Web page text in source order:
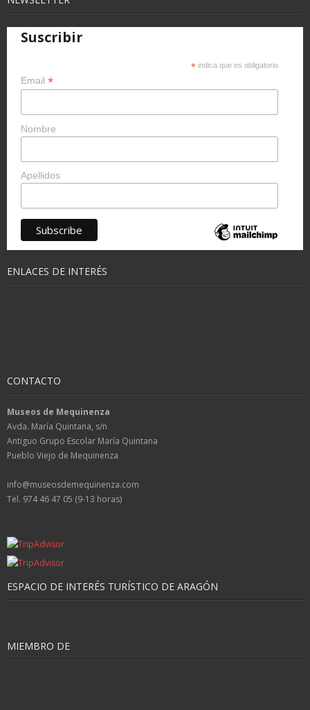
Suscribir
* indica que es obligatorio
Email *
Nombre
Apellidos
ENLACES DE INTERÉS
CONTACTO
Museos de Mequinenza
Avda. María Quintana, s/n
Antiguo Grupo Escolar María Quintana
Pueblo Viejo de Mequinenza
info@museosdemequinenza.com
Tel. 974 46 47 05 (9-13 horas)
ESPACIO DE INTERÉS TURÍSTICO DE ARAGÓN
MIEMBRO DE